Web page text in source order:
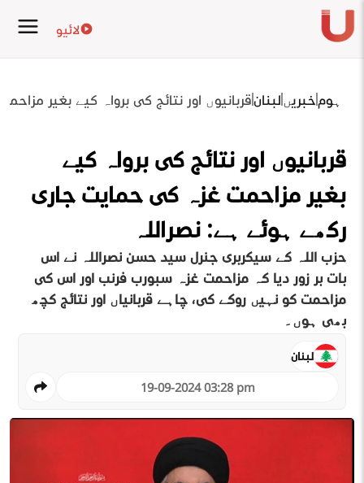
لائیو
ہومخبریںلبنانقربانیوں اور نتائج کی پرواہ کیے بغیر
قربانیوں اور نتائج کی پرواہ کیے
بغیر مزاحمت غزہ کی حمایت جاری
رکھے ہوئے ہے: نصراللہ
حزب اللہ کے سیکرٹری جنرل سید حسن نصراللہ نے اس
بات پر زور دیا کہ مزاحمت غزہ سپورٹ فرنٹ اور اس کی
مزاحمت کو نہیں روکے گی، چاہے قربانیاں اور نتائج کچھ
بھی ہوں۔
19-09-2024 03:28 pm
لبنان